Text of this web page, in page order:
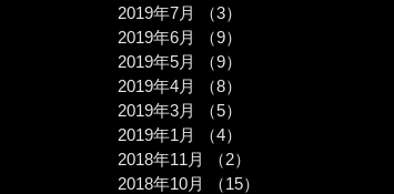
2019年7月
（3）
2019年6月
（9）
2019年5月
（9）
2019年4月
（8）
2019年3月
（5）
2019年1月
（4）
2018年11月
（2）
2018年10月
（15）